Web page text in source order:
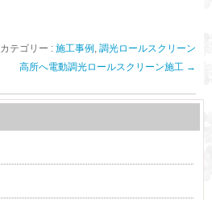
カテゴリー : 施工事例 , 調光ロールスクリーン
高所へ電動調光ロールスクリーン施工 →